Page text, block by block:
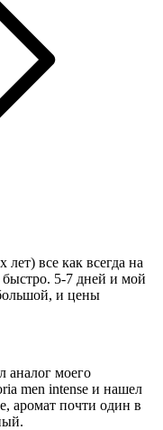
все как всегда на
5-7 дней и мой
и цены
аналог моего
men intense и нашел
аромат почти один в